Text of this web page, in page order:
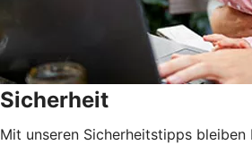
Sicherheit
Mit unseren Sicherheitstipps bleiben